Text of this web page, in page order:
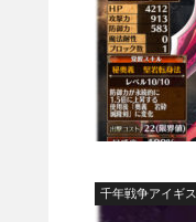
千年戦争アイギス